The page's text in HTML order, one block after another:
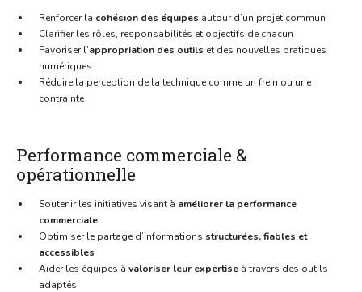
Renforcer la cohésion des équipes autour d’un projet commun
Clarifier les rôles, responsabilités et objectifs de chacun
Favoriser l’appropriation des outils et des nouvelles pratiques
numériques
Réduire la perception de la technique comme un frein ou une
contrainte
Performance commerciale &
opérationnelle
Soutenir les initiatives visant à améliorer la performance
commerciale
Optimiser le partage d’informations structurées, fiables et
accessibles
Aider les équipes à valoriser leur expertise à travers des outils
adaptés